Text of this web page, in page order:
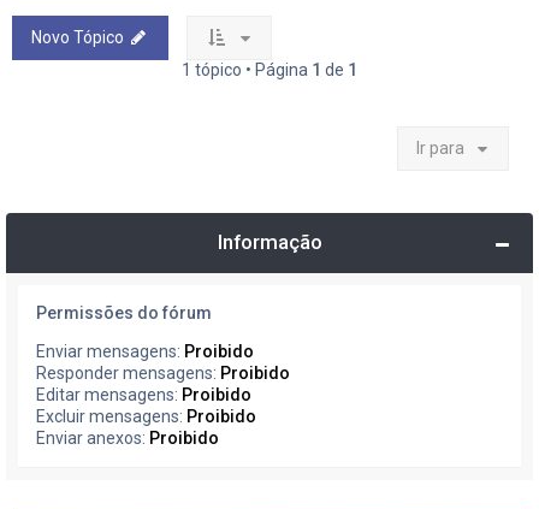
Novo Tópico
1 tópico • Página 1 de 1
Ir para
Informação
Permissões do fórum
Enviar mensagens: Proibido
Responder mensagens: Proibido
Editar mensagens: Proibido
Excluir mensagens: Proibido
Enviar anexos: Proibido